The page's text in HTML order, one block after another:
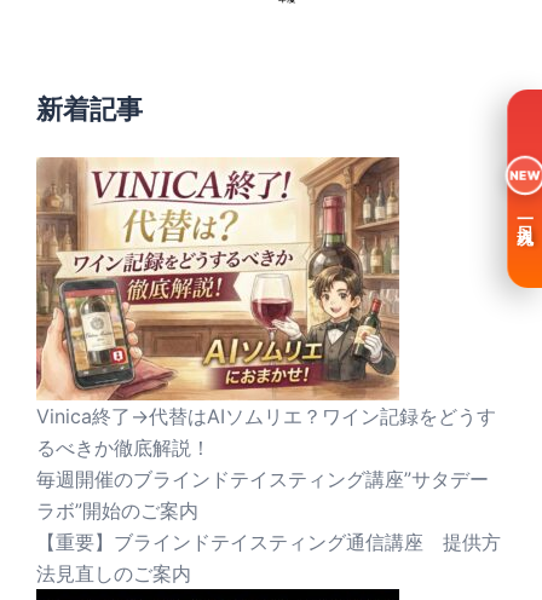
新着記事
Vinica終了→代替はAIソムリエ？ワイン記録をどうす
るべきか徹底解説！
毎週開催のブラインドテイスティング講座”サタデー
ラボ”開始のご案内
【重要】ブラインドテイスティング通信講座 提供方
法見直しのご案内
NEW